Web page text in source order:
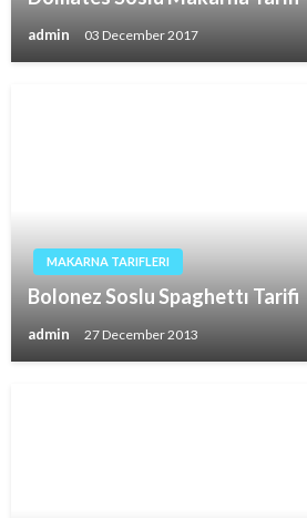
admin 03 December 2017
MAKARNA TARIFLERI
Bolonez Soslu Spaghettı Tarifi
admin 27 December 2013